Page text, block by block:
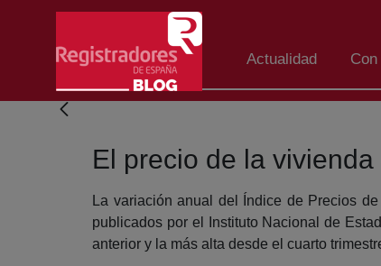
Salta al contingut principal
Actualidad
El precio de la
La variación anual del Índice de Precios
publicados por el Instituto Nacional de
anterior y la más alta desde el cuarto